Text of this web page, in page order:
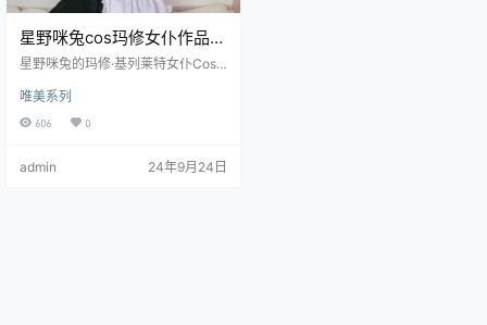
星野咪兔cos玛修女仆作品，
肢体动作既优雅又流畅！
星野咪兔的玛修·基列莱特女仆Cospl
中的战斗女仆形象完美展现，既保
留了玛.
唯美系列
606 0
admin 24年9月24日